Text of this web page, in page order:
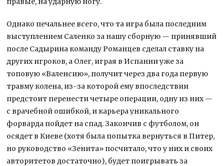
Однако печальнее всего, что та игра была последним
выступлением Саленко за нашу сборную — принявший
после Садырина команду Романцев сделал ставку на
других игроков, а Олег, играя в Испании уже за
топовую «Валенсию», получит через два года первую
травму колена, из-за которой ему впоследствии
предстоит перенести четыре операции, одну из них —
с врачебной ошибкой, и карьера уникального
форварда пойдет на спад. Закончив с футболом, он
осядет в Киеве (хотя была попытка вернуться в Питер,
но руководство «Зенита» посчитало, что у них и своих
авторитетов достаточно), будет поигрывать за